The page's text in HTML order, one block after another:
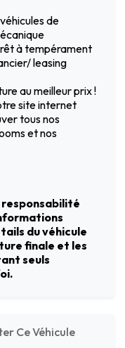
de
à tempérament
leasing
au meilleur prix !
site internet
tous nos
et nos
responsabilité
du véhicule
finale et les
seuls
Ce Véhicule